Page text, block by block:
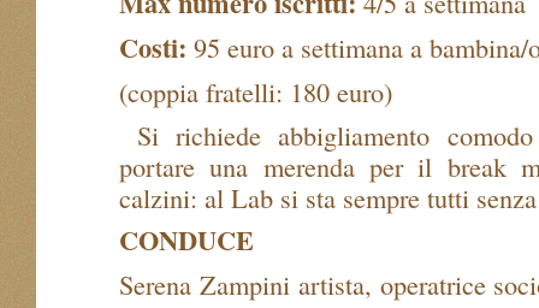
Costi: 95 euro a settimana a bambina/
(coppia fratelli: 180 euro)
Si richiede abbigliamento
portare una merenda per il break
calzini: al Lab si sta sempre tutti
CONDUCE
Serena Zampini artista, operatrice